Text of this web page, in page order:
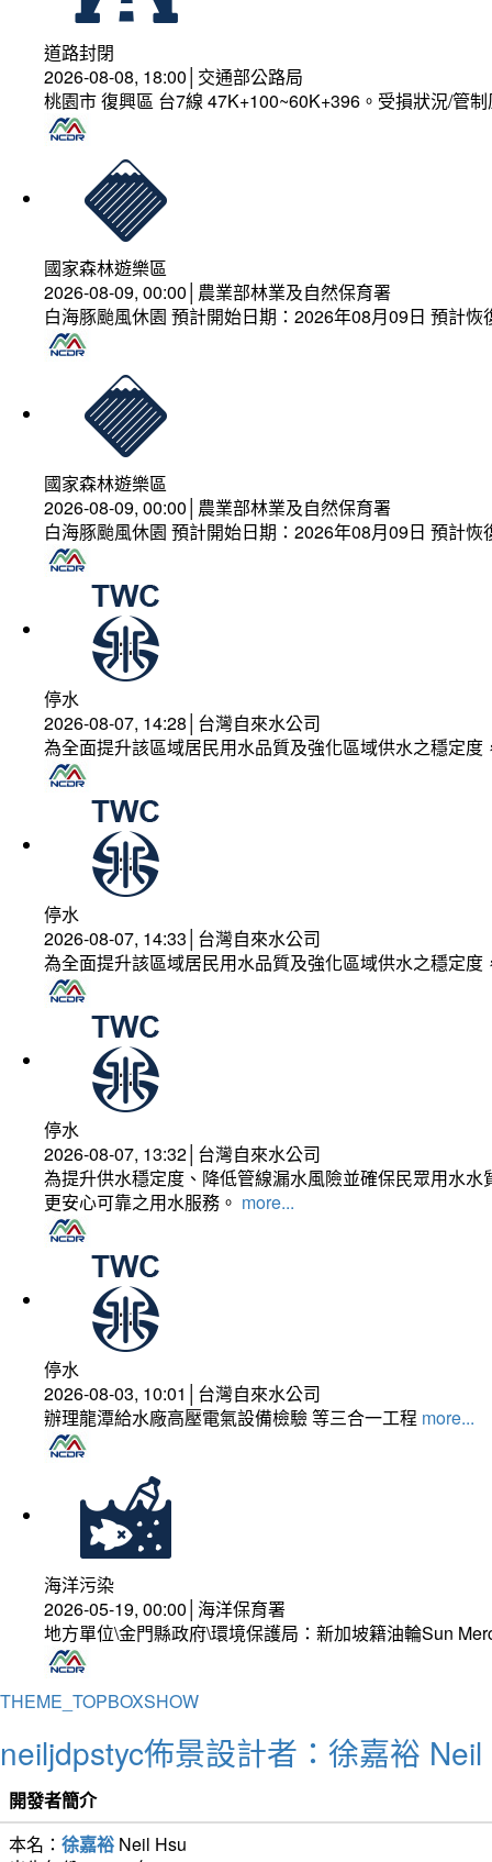
道路封閉
2026-08-08, 18:00│交通部公路局
桃園市 復興區 台7線 47K+100~60K+396。受損狀況/管
國家森林遊樂區
2026-08-09, 00:00│農業部林業及自然保育署
白海豚颱風休園 預計開始日期：2026年08月09日 預計
國家森林遊樂區
2026-08-09, 00:00│農業部林業及自然保育署
白海豚颱風休園 預計開始日期：2026年08月09日 預計
停水
2026-08-07, 14:28│台灣自來水公司
為全面提升該區域居民用水品質及強化區域供水之穩定
停水
2026-08-07, 14:33│台灣自來水公司
為全面提升該區域居民用水品質及強化區域供水之穩定
停水
2026-08-07, 13:32│台灣自來水公司
為提升供水穩定度、降低管線漏水風險並確保民眾用水
更安心可靠之用水服務。 more...
停水
2026-08-03, 10:01│台灣自來水公司
辦理龍潭給水廠高壓電氣設備檢驗 等三合一工程 more...
海洋污染
2026-05-19, 00:00│海洋保育署
地方單位\金門縣政府\環境保護局：新加坡籍油輪Sun
THEME_TOPBOXSHOW
neiljdpstyc佈景設計者：徐嘉裕
開發者簡介
本名： 徐嘉裕 Neil Hsu